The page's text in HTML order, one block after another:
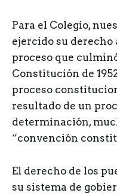
Para el Colegio,
ejercido su
proceso que
Constitución de
proceso
resultado de un
determinación,
“convención
El derecho de los
su sistema de